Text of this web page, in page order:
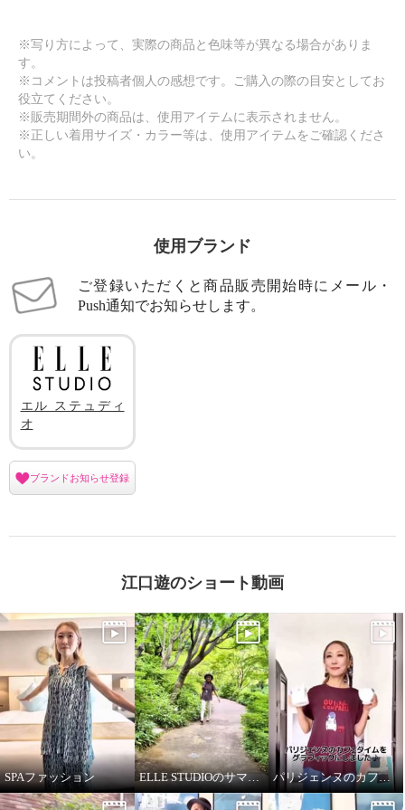
※写り方によって、実際の商品と色味等が異なる場合がありま
す。
※コメントは投稿者個人の感想です。ご購入の際の目安としてお
役立てください。
※販売期間外の商品は、使用アイテムに表示されません。
※正しい着用サイズ・カラー等は、使用アイテムをご確認くださ
い。
使用ブランド
ご登録いただくと商品販売開始時にメール・
Push通知でお知らせします。
エル ステュディ
オ
ブランドお知らせ登録
江口遊のショート動画
SPAファッション ELLE STUDIOのサマーTシャツ パリジェンヌのカフェタイム